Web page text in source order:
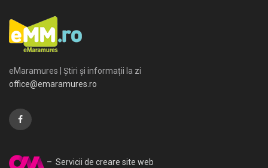
eMaramures | Știri și informații la zi
office@emaramures.ro
– Servicii de creare site web